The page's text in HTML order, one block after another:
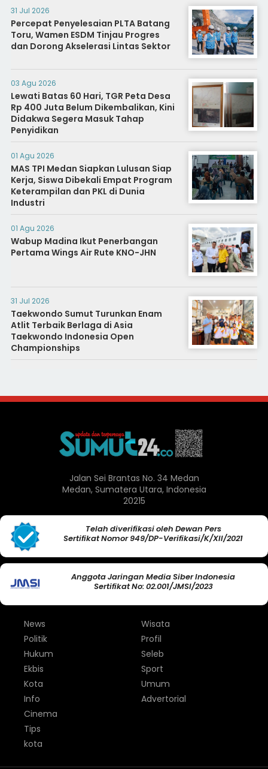
31 Jul 2026
Percepat Penyelesaian PLTA Batang
Toru, Wamen ESDM Tinjau Progres
dan Dorong Akselerasi Lintas Sektor
03 Agu 2026
Lewati Batas 60 Hari, TGR Peta Desa
Rp 400 Juta Belum Dikembalikan, Kini
Didakwa Segera Masuk Tahap
Penyidikan
01 Agu 2026
MAS TPI Medan Siapkan Lulusan Siap
Kerja, Siswa Dibekali Empat Program
Keterampilan dan PKL di Dunia
Industri
01 Agu 2026
Wabup Madina Ikut Penerbangan
Pertama Wings Air Rute KNO-JHN
31 Jul 2026
Taekwondo Sumut Turunkan Enam
Atlit Terbaik Berlaga di Asia
Taekwondo Indonesia Open
Championships
Jalan Sei Brantas No. 34 Medan
Medan, Sumatera Utara, Indonesia
20215
Telah diverifikasi oleh Dewan Pers
Sertifikat Nomor 949/DP-Verifikasi/K/XII/2021
Anggota Jaringan Media Siber Indonesia
Sertifikat No: 02.001/JMSI/2023
News
Politik
Hukum
Ekbis
Kota
Info
Wisata
Profil
Seleb
Sport
Umum
Advertorial
Cinema
Tips
kota